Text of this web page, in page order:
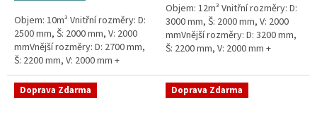
Objem: 10m³ Vnitřní rozměry: D:
2500 mm, Š: 2000 mm, V: 2000
mmVnější rozměry: D: 2700 mm,
Š: 2200 mm, V: 2000 mm +
komínek ZÁKLADNÍ VARIANTA
NÁDRŽE - VNĚJŠÍ VYSTUŽENÍ. NA
PŘÁNÍ...
hvězdiček.
Objem: 12m³ Vnitřní rozměry: D:
3000 mm, Š: 2000 mm, V: 2000
mmVnější rozměry: D: 3200 mm,
Š: 2200 mm, V: 2000 mm +
NÁDRŽE - VNĚJŠÍ VYSTUŽENÍ. NA
PŘÁNÍ...
Doprava Zdarma Doprava Zdarma